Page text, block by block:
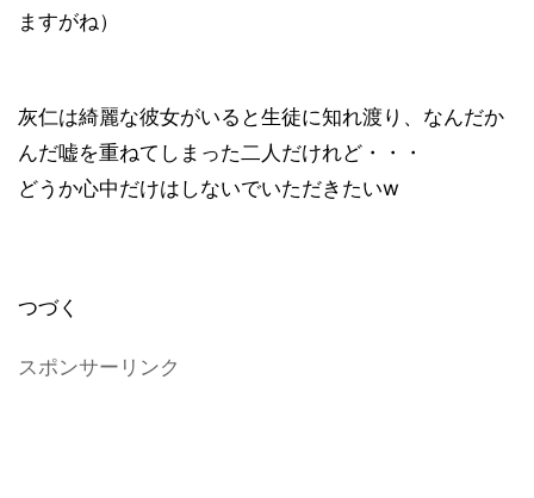
ますがね）
灰仁は綺麗な彼女がいると生徒に知れ渡り、なんだか
んだ嘘を重ねてしまった二人だけれど・・・
どうか心中だけはしないでいただきたいw
つづく
スポンサーリンク